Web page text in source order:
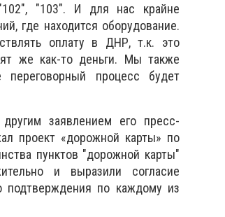
"103". И для нас крайне
где находится оборудование.
оплату в ДНР, т.к. это
же как-то деньги. Мы также
процесс будет
заявлением его пресс-
проект «дорожной карты» по
пунктов "дорожной карты"
и выразили согласие
подтверждения по каждому из